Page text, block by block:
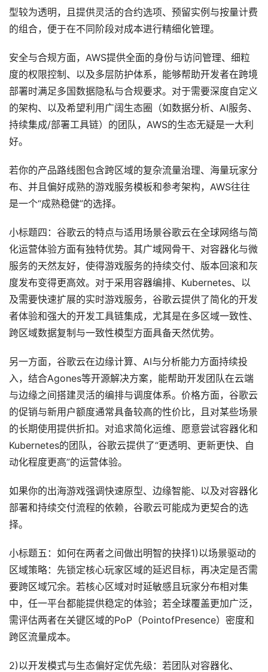
型较为透明，且提供灵活的合约选项、预留实例与按量计费
的组合，便于在不同阶段对成本进行精细化管理。
安全与合规方面，AWS提供全面的身份与访问管理、细粒
度的权限控制、以及多层防护体系，能够帮助开发者在跨境
部署时满足多国数据隐私与合规要求。对于需要深度自定义
的架构、以及希望利用广阔生态圈（如数据分析、AI服务、
持续集成/部署工具链）的团队，AWS的生态无疑是一大利
好。
若你的产品路线图包含跨区域的复杂流量治理、海量玩家分
布、并且偏好成熟的游戏服务模板和参考架构，AWS往往
是一个“成熟稳健”的选择。
小标题四：谷歌云的特点与适用场景谷歌云在全球网络与简
化运营体验方面有独特优势。其广域网骨干、对容器化与微
服务的天然友好，使得游戏服务的持续交付、版本回滚和灰
度发布变得更高效。对于采用容器编排、Kubernetes、以
及需要快速扩展的实时游戏服务，谷歌云提供了简化的开发
者体验和强大的开发工具链集成，尤其是在多区域一致性、
跨区域数据复制与一致性模型方面具备天然优势。
另一方面，谷歌云在边缘计算、AI与分析能力方面持续投
入，结合Agones等开源解决方案，能帮助开发团队在云端
与边缘之间搭建灵活的编排与调度体系。价格方面，谷歌云
的促销与新用户额度通常具备较高的性价比，且对某些场景
的长期使用提供折扣。对追求简化运维、愿意尝试容器化和
Kubernetes的团队，谷歌云提供了“更透明、更新更快、自
动化程度更高”的运营体验。
如果你的出海游戏强调快速原型、边缘智能、以及对容器化
部署和持续交付流程的依赖，谷歌云可能成为更契合的选
择。
小标题五：如何在两者之间做出明智的抉择1)以场景驱动的
区域策略：先锁定核心玩家区域的延迟目标，再决定是否需
要跨区域冗余。若核心区域对时延敏感且玩家分布相对集
中，任一平台都能提供稳定的体验；若全球覆盖更加广泛，
需评估两者在关键区域的PoP（PointofPresence）密度和
跨区流量成本。
2)以开发模式与生态偏好定优先级：若团队对容器化、